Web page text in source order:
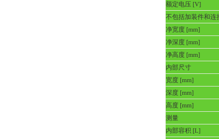
额定电压 [V]
不包括加装件和连
净宽度 [mm]
净深度 [mm]
净高度 [mm]
内部尺寸
宽度 [mm]
深度 [mm]
高度 [mm]
测量
内部容积 [L]